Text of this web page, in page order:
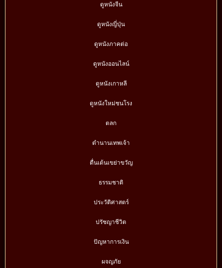
ดูหนังจีน
ดูหนังญี่ปุ่น
ดูหนังภาคต่อ
ดูหนังออนไลน์
ดูหนังเกาหลี
ดูหนังใหม่ชนโรง
ตลก
ตำนานเทพเจ้า
ตื่นเต้นเขย่าขวัญ
ธรรมชาติ
ประวัติศาสตร์
ปรัชญาชีวิต
ปัญหาการเงิน
ผจญภัย